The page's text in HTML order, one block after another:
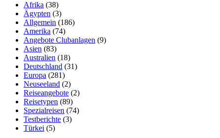
Afrika (38)
Ägypten (3)
Allgemein (186)
Amerika (74)
Angebote Clubanlagen (9)
Asien (83)
Australien (18)
Deutschland (31)
Europa (281)
Neuseeland (2)
Reiseangebote (2)
Reisetypen (89)
Spezialreisen (74)
Testberichte (3)
Türkei (5)